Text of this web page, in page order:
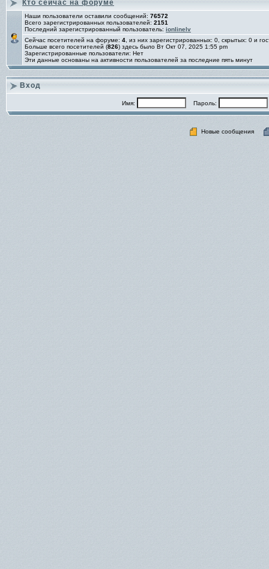
Кто сейчас на форуме
Наши пользователи оставили сообщений: 76572
Всего зарегистрированных пользователей: 2151
Последний зарегистрированный пользователь: ionlinelv
Сейчас посетителей на форуме: 4 , из них зарегистрированных: 0, скрытых: 0 и
Больше всего посетителей (826) здесь было Вт Окт 07, 2025 1:55 pm
Зарегистрированные пользователи: Нет
Эти данные основаны на активности пользователей за последние пять минут
Вход
Имя: Пароль:
Новые сообщения